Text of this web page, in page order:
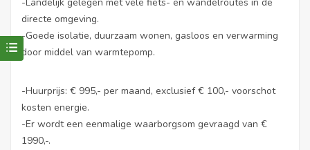
directe omgeving.
-Goede isolatie, duurzaam wonen, gasloos en verwarming
door middel van warmtepomp.
-Huurprijs: € 995,- per maand, exclusief € 100,- voorschot
kosten energie.
-Er wordt een eenmalige waarborgsom gevraagd van €
1990,-.